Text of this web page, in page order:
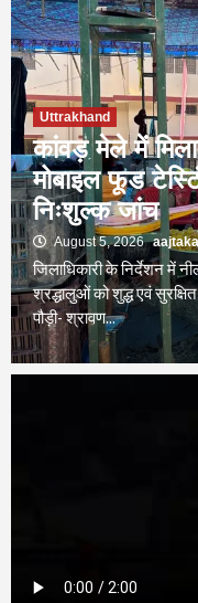
Uttrakhand
कांवड़ मेले में
मोबाइल फूड
निःशुल्क जांच
August 5, 2026
जिलाधिकारी के निर्देशन में
श्रद्धालुओं को शुद्ध एवं
पौड़ी- श्रावण...